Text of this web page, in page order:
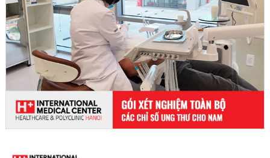
ĐĂNG NHẬP ĐĂNG KÝ